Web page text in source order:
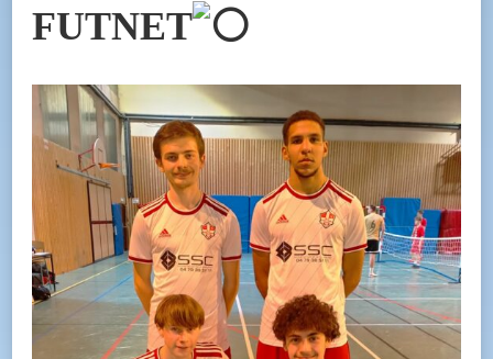
FUTNET